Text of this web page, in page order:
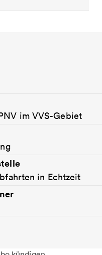
im VVS-Gebiet
in Echtzeit